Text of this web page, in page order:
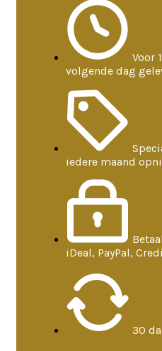
Voor
volgende dag
iedere maand
iDeal, PayPal,
30